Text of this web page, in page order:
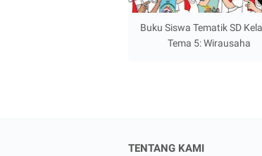
Buku Siswa Tematik SD
Tema 5: Wirausaha
TENTANG KAMI